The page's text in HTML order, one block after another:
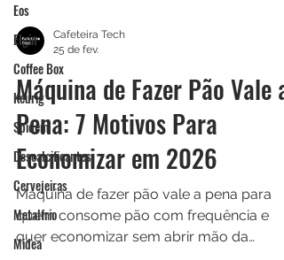
Eos
Elgin
Coffee Box
Keurig
Spidem
Descalcificantes
Cervejeiras
Metalfrio
Midea
Cafeteira Tech
25 de fev.
Máquina de Fazer Pão Vale a
Pena: 7 Motivos Para
Economizar em 2026
Máquina de fazer pão vale a pena para
quem consome pão com frequência e